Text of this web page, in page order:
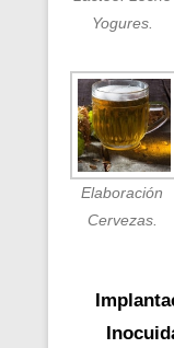
Yogures.
Elaboración
Cervezas.